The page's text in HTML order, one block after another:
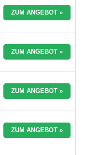
ZUM ANGEBOT »
ZUM ANGEBOT »
ZUM ANGEBOT »
ZUM ANGEBOT »